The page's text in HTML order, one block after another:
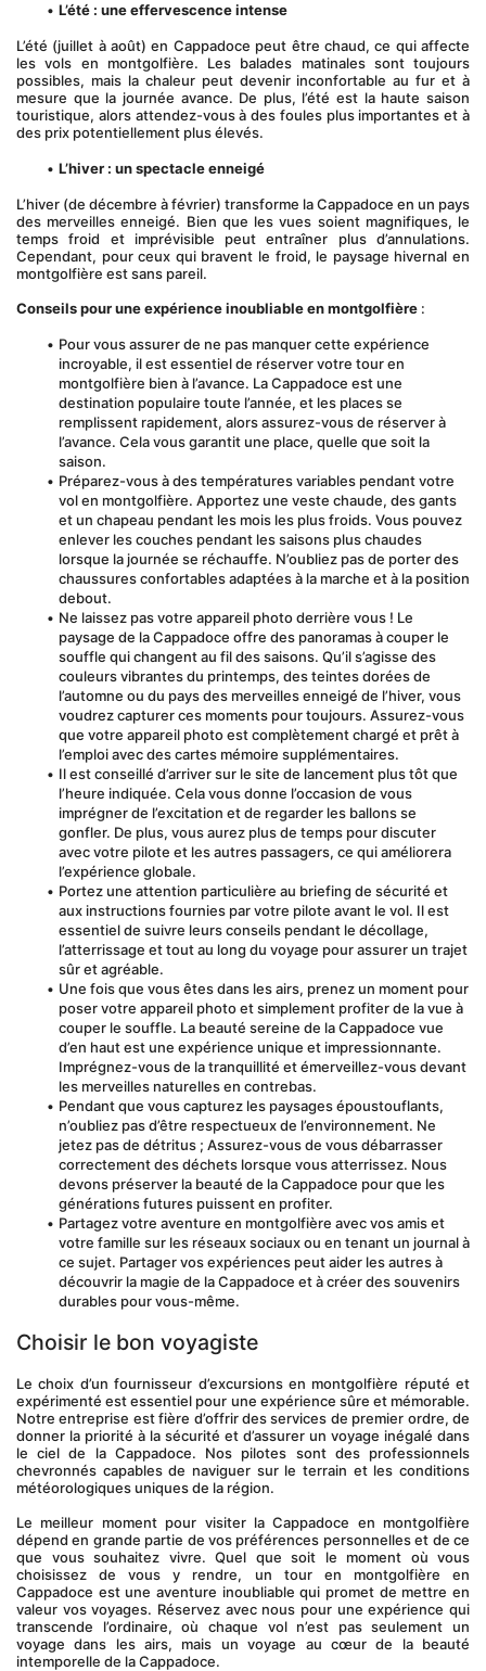
L’été : une effervescence intense
L’été (juillet à août) en Cappadoce peut être chaud, ce qui affecte
les vols en montgolfière. Les balades matinales sont toujours
possibles, mais la chaleur peut devenir inconfortable au fur et à
mesure que la journée avance. De plus, l’été est la haute saison
touristique, alors attendez-vous à des foules plus importantes et à
des prix potentiellement plus élevés.
L’hiver : un spectacle enneigé
L’hiver (de décembre à février) transforme la Cappadoce en un pays
des merveilles enneigé. Bien que les vues soient magnifiques, le
temps froid et imprévisible peut entraîner plus d’annulations.
Cependant, pour ceux qui bravent le froid, le paysage hivernal en
montgolfière est sans pareil.
Conseils pour une expérience inoubliable en montgolfière :
Pour vous assurer de ne pas manquer cette expérience
incroyable, il est essentiel de réserver votre tour en
montgolfière bien à l’avance. La Cappadoce est une
destination populaire toute l’année, et les places se
remplissent rapidement, alors assurez-vous de réserver à
l’avance. Cela vous garantit une place, quelle que soit la
saison.
Préparez-vous à des températures variables pendant votre
vol en montgolfière. Apportez une veste chaude, des gants
et un chapeau pendant les mois les plus froids. Vous pouvez
enlever les couches pendant les saisons plus chaudes
lorsque la journée se réchauffe. N’oubliez pas de porter des
chaussures confortables adaptées à la marche et à la position
debout.
Ne laissez pas votre appareil photo derrière vous ! Le
paysage de la Cappadoce offre des panoramas à couper le
souffle qui changent au fil des saisons. Qu’il s’agisse des
couleurs vibrantes du printemps, des teintes dorées de
l’automne ou du pays des merveilles enneigé de l’hiver, vous
voudrez capturer ces moments pour toujours. Assurez-vous
que votre appareil photo est complètement chargé et prêt à
l’emploi avec des cartes mémoire supplémentaires.
Il est conseillé d’arriver sur le site de lancement plus tôt que
l’heure indiquée. Cela vous donne l’occasion de vous
imprégner de l’excitation et de regarder les ballons se
gonfler. De plus, vous aurez plus de temps pour discuter
avec votre pilote et les autres passagers, ce qui améliorera
l’expérience globale.
Portez une attention particulière au briefing de sécurité et
aux instructions fournies par votre pilote avant le vol. Il est
essentiel de suivre leurs conseils pendant le décollage,
l’atterrissage et tout au long du voyage pour assurer un trajet
sûr et agréable.
Une fois que vous êtes dans les airs, prenez un moment pour
poser votre appareil photo et simplement profiter de la vue à
couper le souffle. La beauté sereine de la Cappadoce vue
d’en haut est une expérience unique et impressionnante.
Imprégnez-vous de la tranquillité et émerveillez-vous devant
les merveilles naturelles en contrebas.
Pendant que vous capturez les paysages époustouflants,
n’oubliez pas d’être respectueux de l’environnement. Ne
jetez pas de détritus ; Assurez-vous de vous débarrasser
correctement des déchets lorsque vous atterrissez. Nous
devons préserver la beauté de la Cappadoce pour que les
générations futures puissent en profiter.
Partagez votre aventure en montgolfière avec vos amis et
votre famille sur les réseaux sociaux ou en tenant un journal à
ce sujet. Partager vos expériences peut aider les autres à
découvrir la magie de la Cappadoce et à créer des souvenirs
durables pour vous-même.
Choisir le bon voyagiste
Le choix d’un fournisseur d’excursions en montgolfière réputé et
expérimenté est essentiel pour une expérience sûre et mémorable.
Notre entreprise est fière d’offrir des services de premier ordre, de
donner la priorité à la sécurité et d’assurer un voyage inégalé dans
le ciel de la Cappadoce. Nos pilotes sont des professionnels
chevronnés capables de naviguer sur le terrain et les conditions
météorologiques uniques de la région.
Le meilleur moment pour visiter la Cappadoce en montgolfière
dépend en grande partie de vos préférences personnelles et de ce
que vous souhaitez vivre. Quel que soit le moment où vous
choisissez de vous y rendre, un tour en montgolfière en
Cappadoce est une aventure inoubliable qui promet de mettre en
valeur vos voyages. Réservez avec nous pour une expérience qui
transcende l’ordinaire, où chaque vol n’est pas seulement un
voyage dans les airs, mais un voyage au cœur de la beauté
intemporelle de la Cappadoce.